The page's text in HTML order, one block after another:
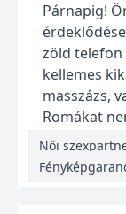
Párnapig!
zöld telefon
kellemes
masszázs,
Romákat
Női